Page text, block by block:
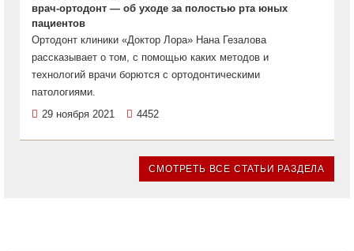
врач-ортодонт — об уходе за полостью рта юных
пациентов
Ортодонт клиники «Доктор Лора» Нана Гезалова
рассказывает о том, с помощью каких методов и
технологий врачи борются с ортодонтическими
патологиями.
29 ноября 2021
4452
СМОТРЕТЬ ВСЕ СТАТЬИ РАЗДЕЛА